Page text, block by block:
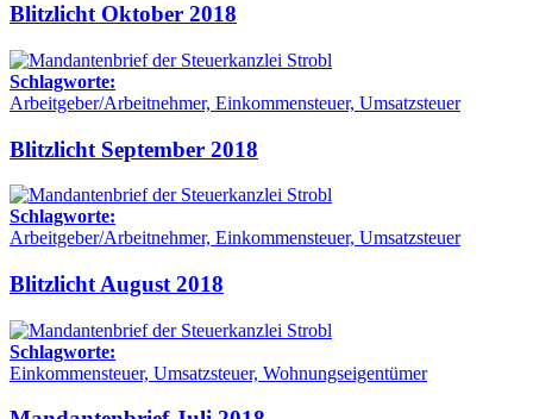
Blitzlicht Oktober 2018
Schlagworte:
Arbeitgeber/Arbeitnehmer, Einkommensteuer, Umsatzsteuer
Blitzlicht September 2018
Schlagworte:
Arbeitgeber/Arbeitnehmer, Einkommensteuer, Umsatzsteuer
Blitzlicht August 2018
Schlagworte:
Einkommensteuer, Umsatzsteuer, Wohnungseigentümer